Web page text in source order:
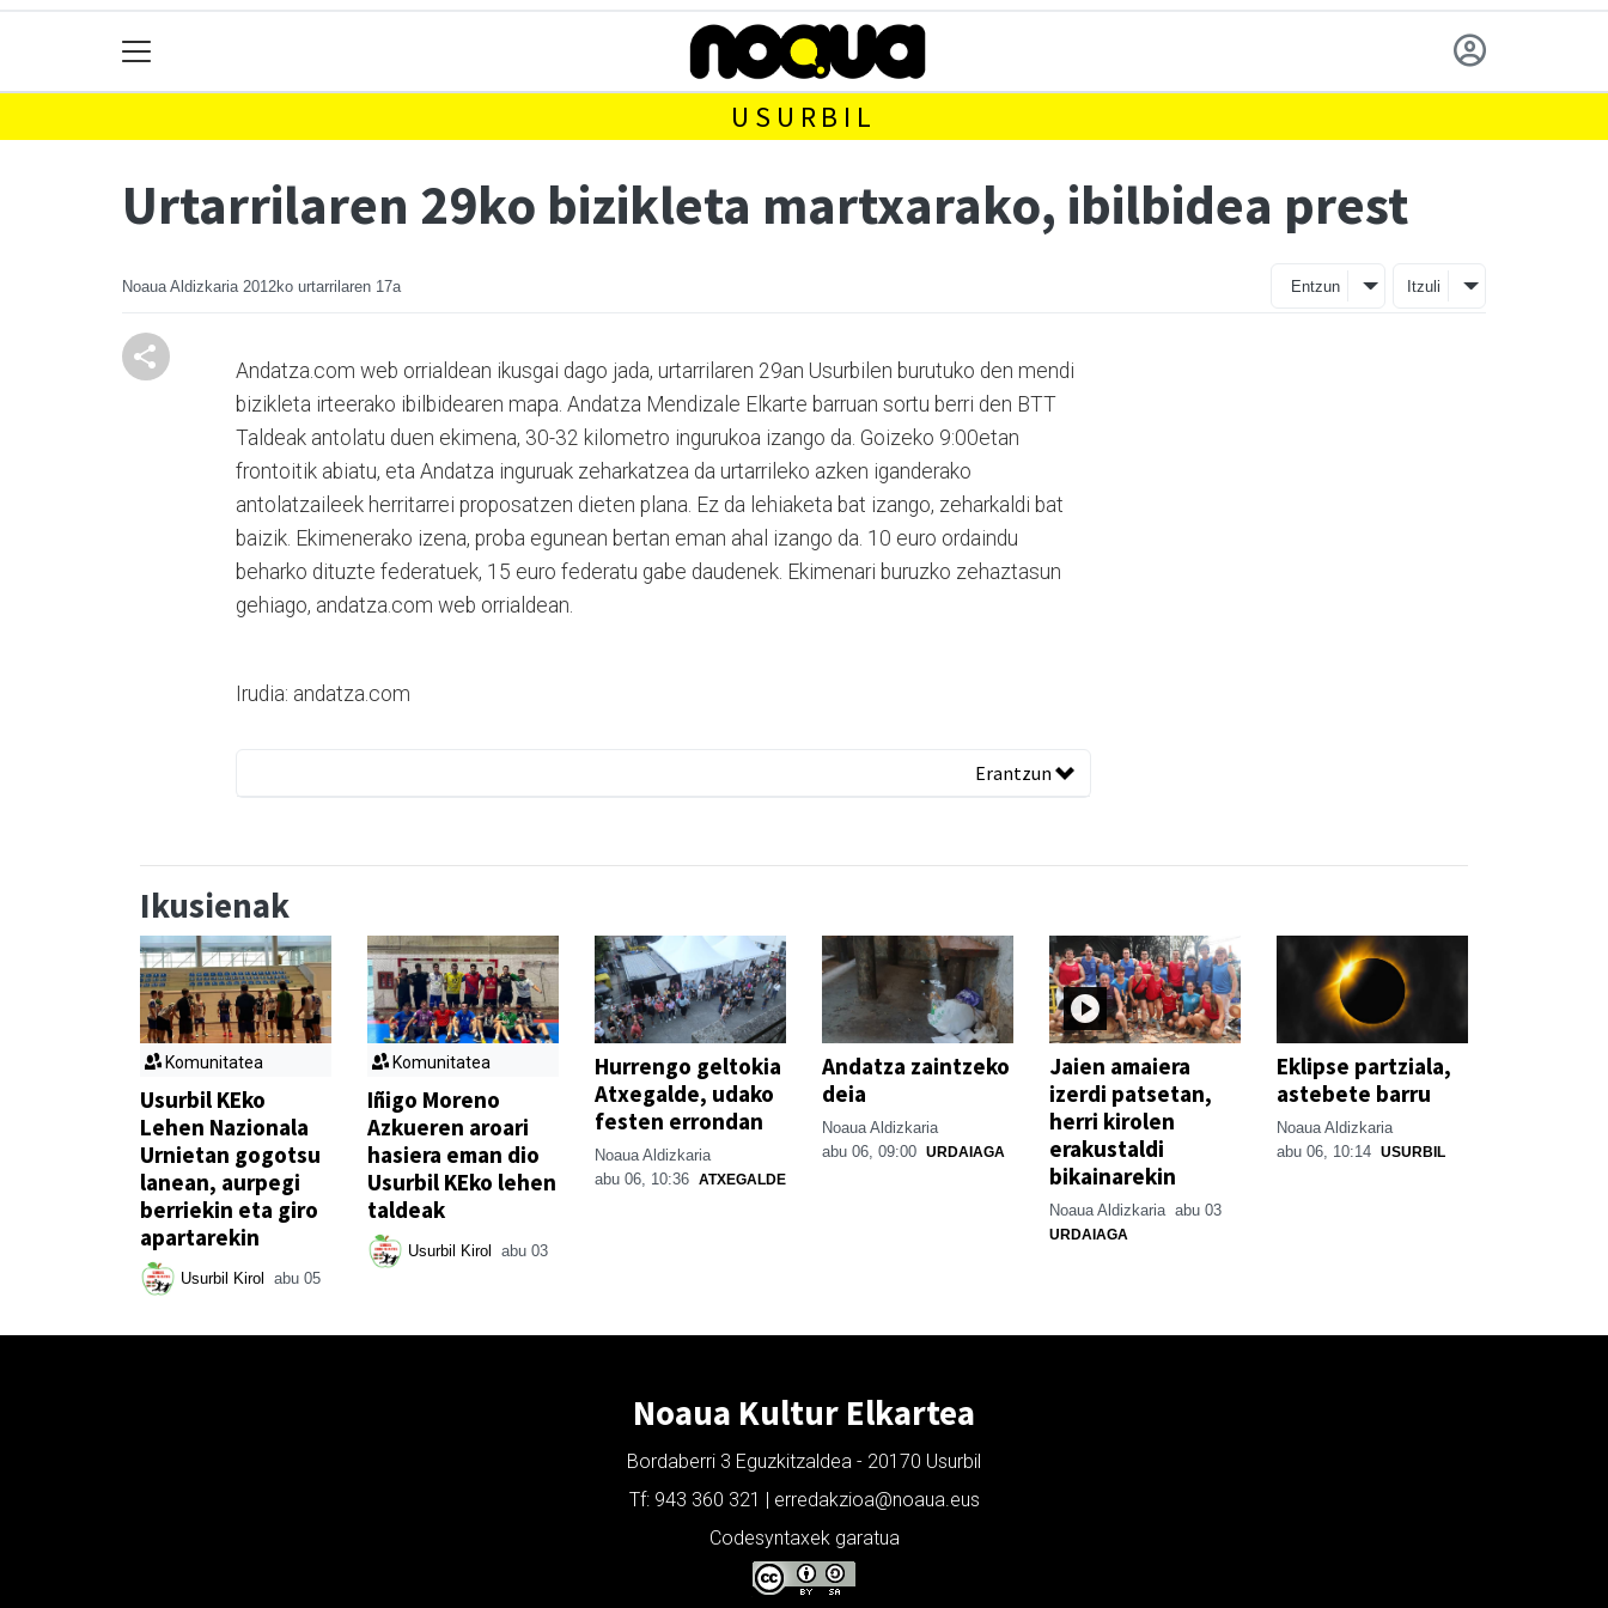
USURBIL
Urtarrilaren 29ko bizikleta martxarako, ibilbidea prest
Noaua Aldizkaria 2012ko urtarrilaren 17a Entzun Itzuli
Andatza.com web orrialdean ikusgai dago jada, urtarrilaren 29an Usurbilen burutuko den mendi
bizikleta irteerako ibilbidearen mapa. Andatza Mendizale Elkarte barruan sortu berri den BTT
Taldeak antolatu duen ekimena, 30-32 kilometro ingurukoa izango da. Goizeko 9:00etan
frontoitik abiatu, eta Andatza inguruak zeharkatzea da urtarrileko azken iganderako
antolatzaileek herritarrei proposatzen dieten plana. Ez da lehiaketa bat izango, zeharkaldi bat
baizik. Ekimenerako izena, proba egunean bertan eman ahal izango da. 10 euro ordaindu
beharko dituzte federatuek, 15 euro federatu gabe daudenek. Ekimenari buruzko zehaztasun
gehiago, andatza.com web orrialdean.
Irudia: andatza.com
Erantzun
Ikusienak
Komunitatea
Usurbil KEko
Lehen Nazionala
Urnietan gogotsu
lanean, aurpegi
berriekin eta giro
apartarekin
Usurbil Kirol abu 05
Komunitatea
Iñigo Moreno
Azkueren aroari
hasiera eman dio
Usurbil KEko lehen
taldeak
Usurbil Kirol abu 03
Hurrengo geltokia
Atxegalde, udako
festen errondan
Noaua Aldizkaria
abu 06, 10:36 ATXEGALDE
Andatza zaintzeko
deia
Noaua Aldizkaria
abu 06, 09:00 URDAIAGA
Jaien amaiera
izerdi patsetan,
herri kirolen
erakustaldi
bikainarekin
Noaua Aldizkaria abu 03
URDAIAGA
Eklipse partziala,
astebete barru
Noaua Aldizkaria
abu 06, 10:14 USURBIL
Noaua Kultur Elkartea
Bordaberri 3 Eguzkitzaldea - 20170 Usurbil
Tf: 943 360 321 | erredakzioa@noaua.eus
Codesyntaxek garatua